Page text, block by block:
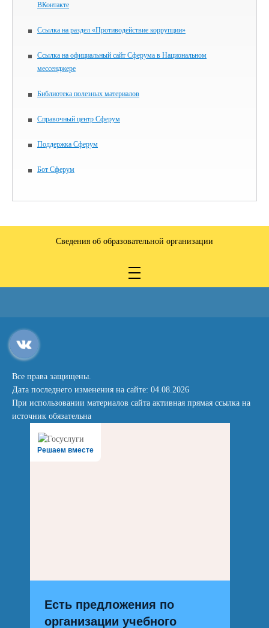
ВКонтакте
Ссылка на раздел «Противодействие коррупции»
Ссылка на официальный сайт Сферума в Национальном
мессенджере
Библиотека полезных материалов
Справочный центр Сферум
Поддержка Сферум
Бот Сферум
Сведения об образовательной организации
Все права защищены.
Дата последнего изменения на сайте: 04.08.2026
При использовании материалов сайта активная прямая ссылка на
источник обязательна
Решаем вместе
Есть предложения по
организации учебного